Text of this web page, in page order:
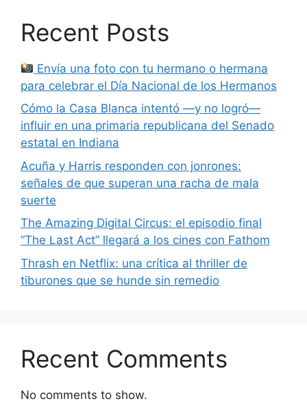
Recent Posts
Envía una foto con tu hermano o hermana
para celebrar el Día Nacional de los Hermanos
Cómo la Casa Blanca intentó —y no logró—
influir en una primaria republicana del Senado
estatal en Indiana
Acuña y Harris responden con jonrones:
señales de que superan una racha de mala
suerte
The Amazing Digital Circus: el episodio final
“The Last Act” llegará a los cines con Fathom
Thrash en Netflix: una crítica al thriller de
tiburones que se hunde sin remedio
Recent Comments
No comments to show.